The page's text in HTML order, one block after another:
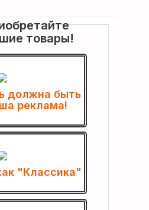
товары!
должна быть
реклама!
"Классика"